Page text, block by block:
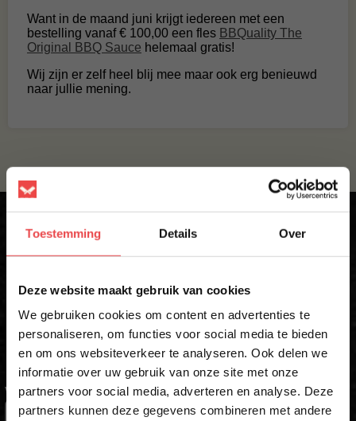
Toestemming Details Over
Deze website maakt gebruik van cookies
We gebruiken cookies om content en advertenties te
personaliseren, om functies voor social media te bieden
en om ons websiteverkeer te analyseren. Ook delen we
informatie over uw gebruik van onze site met onze
partners voor social media, adverteren en analyse. Deze
partners kunnen deze gegevens combineren met andere
Want in de maand juni krijgt iedereen met een
bestelling vanaf € 100,00 een fles BBQuality The
Original BBQ Sauce helemaal gratis!
Wij zijn er zelf heel blij mee maar ook erg benieuwd
naar jullie mening.
10% korting op je
eerste bestelling*
Schrijf je in voor onze nieuwsbrief en ontvang direct
10% korting op jouw eerste bestelling.
Krijg direct 10% korting op je eerste
bestelling
Schrijf je in voor onze nieuwsbrief en ontvang direct jouw
kortingscode voor 10% korting*
VOORNAAM *